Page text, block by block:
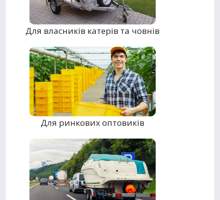
Для власників катерів та човнів
Для ринкових оптовиків